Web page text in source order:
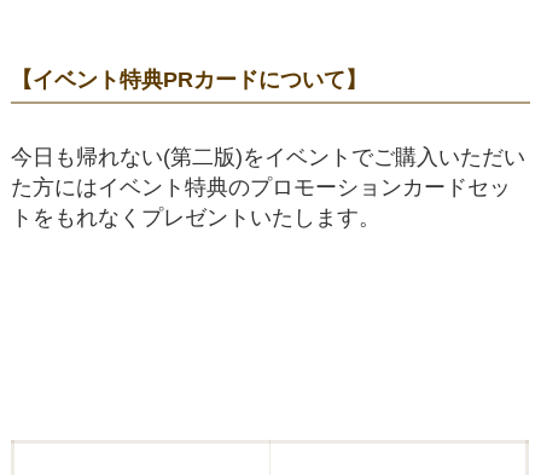
【イベント特典PRカードについて】
今日も帰れない(第二版)をイベントでご購入いただい
た方にはイベント特典のプロモーションカードセッ
トをもれなくプレゼントいたします。